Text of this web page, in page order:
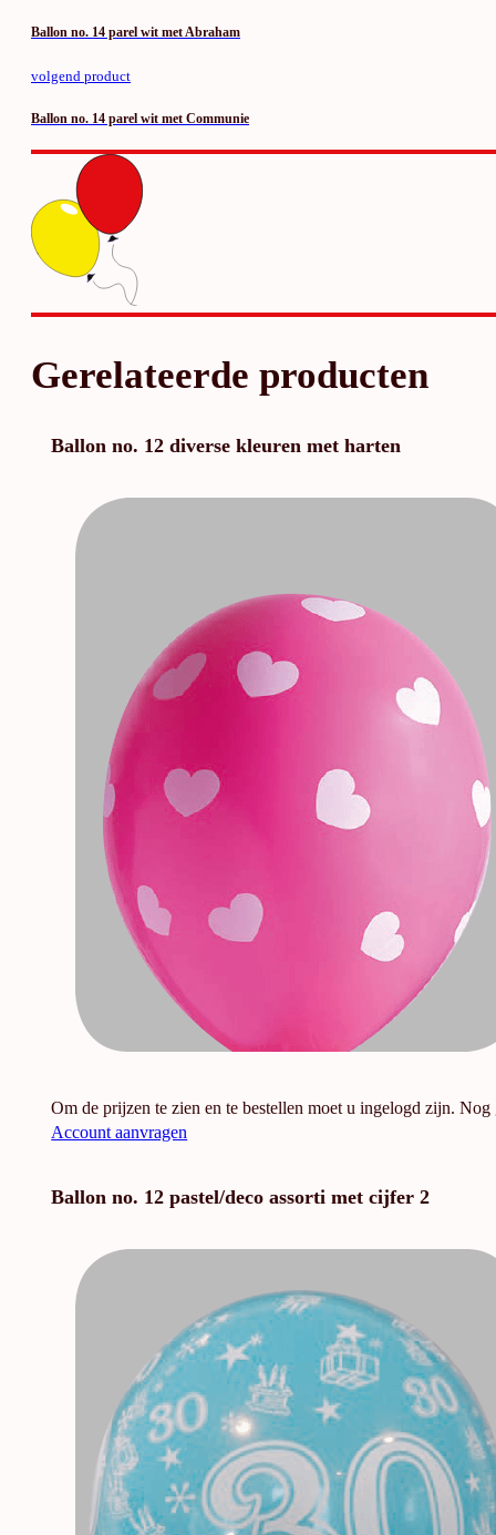
Ballon no. 14 parel wit met Abraham
volgend product
Ballon no. 14 parel wit met Communie
Gerelateerde producten
Ballon no. 12 diverse kleuren met harten
Om de prijzen te zien en te bestellen moet u ingelogd zijn. Nog
Account aanvragen
Ballon no. 12 pastel/deco assorti met cijfer 2